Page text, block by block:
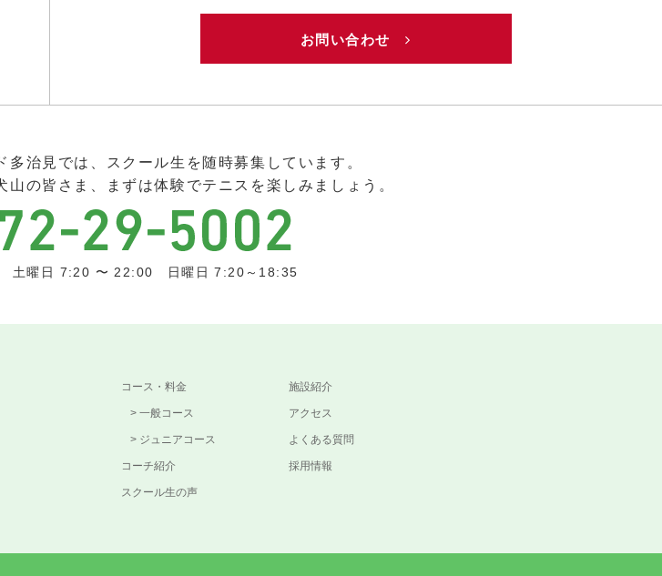
お問い合わせ
治見では、スクール生を随時募集しています。
の皆さま、まずは体験でテニスを楽しみましょう。
曜日 7:20 〜 22:00 日曜日 7:20～18:35
コース・料金
一般コース
ジュニアコース
コーチ紹介
スクール生の声
施設紹介
アクセス
よくある質問
採用情報